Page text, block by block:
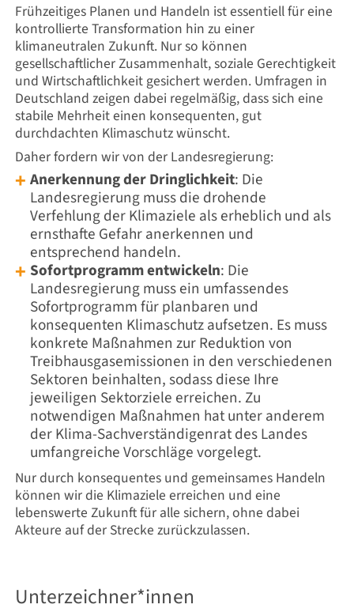
Frühzeitiges Planen und Handeln ist essentiell für eine
kontrollierte Transformation hin zu einer
klimaneutralen Zukunft. Nur so können
gesellschaftlicher Zusammenhalt, soziale Gerechtigkeit
und Wirtschaftlichkeit gesichert werden. Umfragen in
Deutschland zeigen dabei regelmäßig, dass sich eine
stabile Mehrheit einen konsequenten, gut
durchdachten Klimaschutz wünscht.
Daher fordern wir von der Landesregierung:
Anerkennung der Dringlichkeit: Die
Landesregierung muss die drohende
Verfehlung der Klimaziele als erheblich und als
ernsthafte Gefahr anerkennen und
entsprechend handeln.
Sofortprogramm entwickeln: Die
Landesregierung muss ein umfassendes
Sofortprogramm für planbaren und
konsequenten Klimaschutz aufsetzen. Es muss
konkrete Maßnahmen zur Reduktion von
Treibhausgasemissionen in den verschiedenen
Sektoren beinhalten, sodass diese Ihre
jeweiligen Sektorziele erreichen. Zu
notwendigen Maßnahmen hat unter anderem
der Klima-Sachverständigenrat des Landes
umfangreiche Vorschläge vorgelegt.
Nur durch konsequentes und gemeinsames Handeln
können wir die Klimaziele erreichen und eine
lebenswerte Zukunft für alle sichern, ohne dabei
Akteure auf der Strecke zurückzulassen.
Unterzeichner*innen